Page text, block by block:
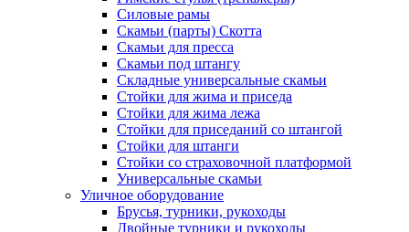
Силовые рамы
Скамьи (парты) Скотта
Скамьи для пресса
Скамьи под штангу
Складные универсальные скамьи
Стойки для жима и приседа
Стойки для жима лежа
Стойки для приседаний со штангой
Стойки для штанги
Стойки со страховочной платформой
Универсальные скамьи
Уличное оборудование
Брусья, турники, рукоходы
Двойные турники и рукоходы